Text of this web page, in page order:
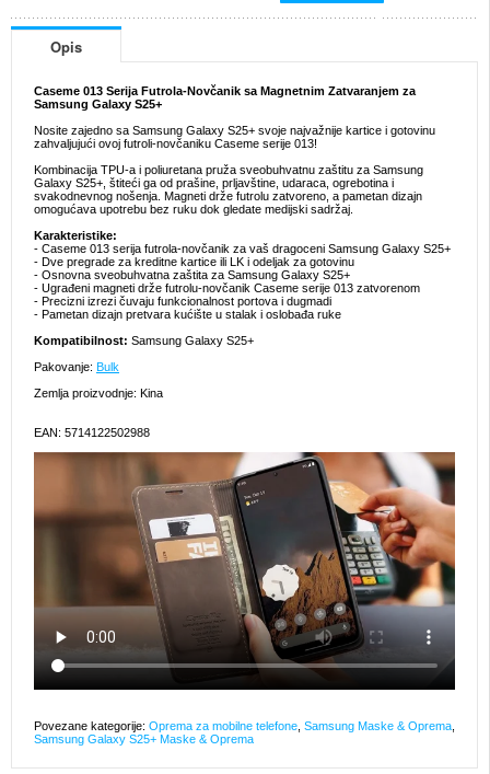
Opis
Caseme 013 Serija Futrola-Novčanik sa Magnetnim Zatvaranjem za
Samsung Galaxy S25+
Nosite zajedno sa Samsung Galaxy S25+ svoje najvažnije kartice i gotovinu
zahvaljujući ovoj futroli-novčaniku Caseme serije 013!
Kombinacija TPU-a i poliuretana pruža sveobuhvatnu zaštitu za Samsung
Galaxy S25+, štiteći ga od prašine, prljavštine, udaraca, ogrebotina i
svakodnevnog nošenja. Magneti drže futrolu zatvoreno, a pametan dizajn
omogućava upotrebu bez ruku dok gledate medijski sadržaj.
Karakteristike:
- Caseme 013 serija futrola-novčanik za vaš dragoceni Samsung Galaxy S25+
- Dve pregrade za kreditne kartice ili LK i odeljak za gotovinu
- Osnovna sveobuhvatna zaštita za Samsung Galaxy S25+
- Ugrađeni magneti drže futrolu-novčanik Caseme serije 013 zatvorenom
- Precizni izrezi čuvaju funkcionalnost portova i dugmadi
- Pametan dizajn pretvara kućište u stalak i oslobađa ruke
Kompatibilnost: Samsung Galaxy S25+
Pakovanje: Bulk
Zemlja proizvodnje: Kina
EAN: 5714122502988
Povezane kategorije: Oprema za mobilne telefone Samsung Maske & Oprema
Samsung Galaxy S25+ Maske & Oprema